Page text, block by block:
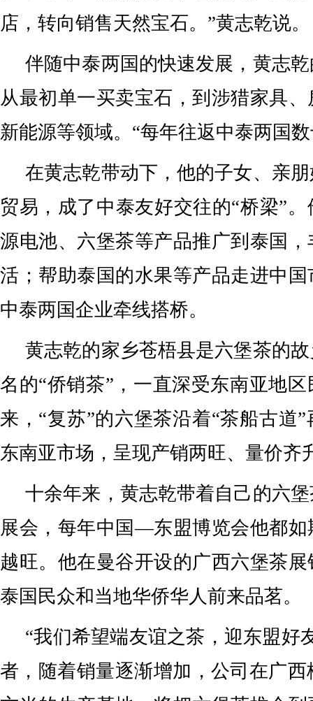
店，转向销售天然宝石。”黄志乾说。
伴随中泰两国的快速发展，黄志
从最初单一买卖宝石，到涉猎家具
新能源等领域。“每年往返中泰两国
在黄志乾带动下，他的子女、亲
贸易，成了中泰友好交往的“桥梁”
源电池、六堡茶等产品推广到泰国
活；帮助泰国的水果等产品走进中
中泰两国企业牵线搭桥。
黄志乾的家乡苍梧县是六堡茶的
名的“侨销茶”，一直深受东南亚地
来，“复苏”的六堡茶沿着“茶船古道
东南亚市场，呈现产销两旺、量价齐
十余年来，黄志乾带着自己的六
展会，每年中国—东盟博览会他都如
越旺。他在曼谷开设的广西六堡茶
泰国民众和当地华侨华人前来品茗。
“我们希望端友谊之茶，迎东盟好
者，随着销量逐渐增加，公司在广西